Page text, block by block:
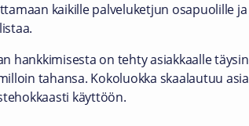
kaikille palveluketjun osapuolille
hankkimisesta on tehty asiakkaalle
tahansa. Kokoluokka skaalautuu
käyttöön.